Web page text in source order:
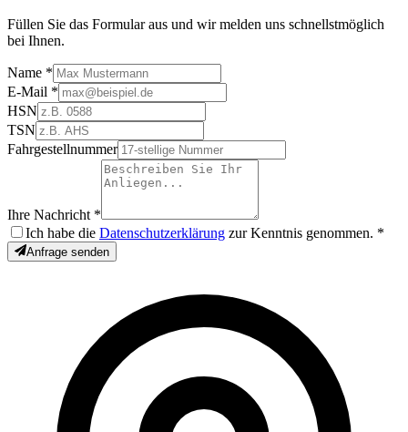
Anfrage senden
Füllen Sie das Formular aus und wir melden uns schnellstmöglich
bei Ihnen.
Name *
E-Mail*
Fahrgestellnummer